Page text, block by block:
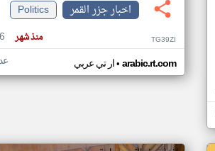
اخبار جزر القمر
Politics
منذ شهر TG39ZI
ار تي عربي• arabic.rt.com